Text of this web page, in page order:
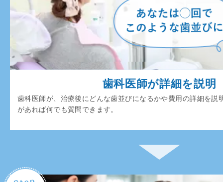
歯科医師が詳細を説明
歯科医師が、治療後にどんな歯並びになるかや費用の詳細を説
があれば何でも質問できます。